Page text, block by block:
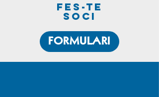
fes-te
soci
FORMULARI